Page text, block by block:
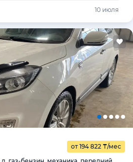
10 июля
от 194 822 ₸/мес